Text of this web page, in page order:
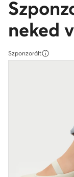
neked
Szponzorált